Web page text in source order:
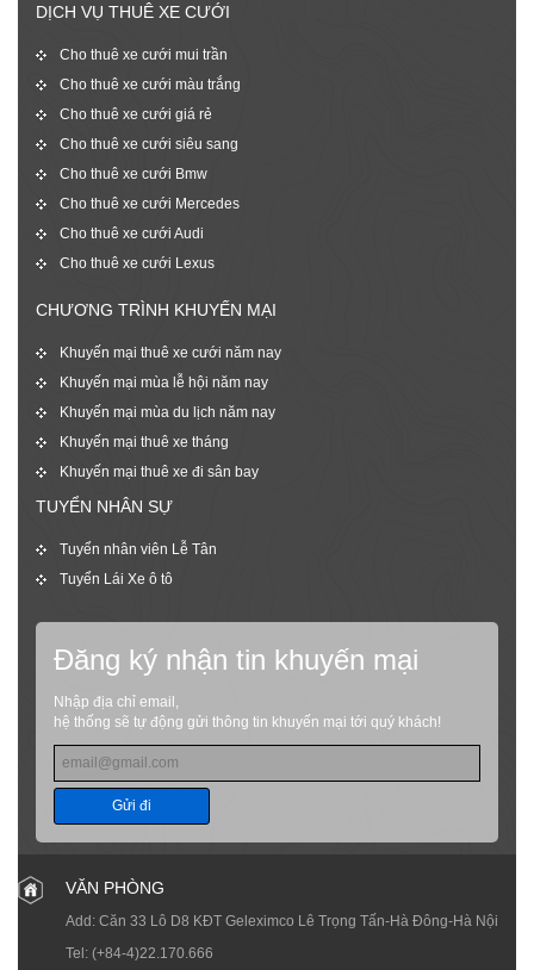
DỊCH VỤ THUÊ XE CƯỚI
Cho thuê xe cưới mui trần
Cho thuê xe cưới màu trắng
Cho thuê xe cưới giá rẻ
Cho thuê xe cưới siêu sang
Cho thuê xe cưới Bmw
Cho thuê xe cưới Mercedes
Cho thuê xe cưới Audi
Cho thuê xe cưới Lexus
CHƯƠNG TRÌNH KHUYẾN MẠI
Khuyến mại thuê xe cưới năm nay
Khuyến mại mùa lễ hội năm nay
Khuyến mại mùa du lịch năm nay
Khuyến mại thuê xe tháng
Khuyến mại thuê xe đi sân bay
TUYỂN NHÂN SỰ
Tuyển nhân viên Lễ Tân
Tuyển Lái Xe ô tô
Đăng ký nhận tin khuyến mại
Nhập địa chỉ email,
hệ thống sẽ tự động gửi thông tin khuyến mại tới quý khách!
Gửi đi
VĂN PHÒNG
Add: Căn 33 Lô D8 KĐT Geleximco Lê Trọng Tấn-Hà Đông-Hà Nội
Tel: (+84-4)22.170.666